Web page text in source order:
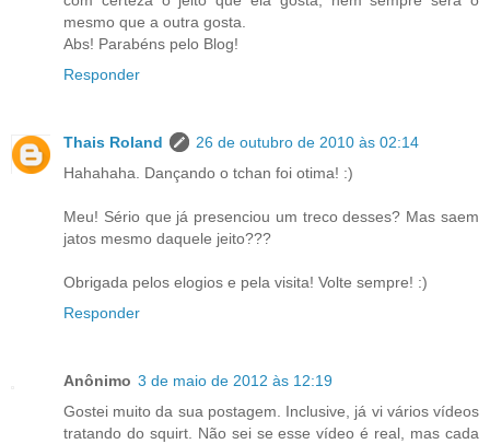
mesmo que a outra gosta.
Abs! Parabéns pelo Blog!
Responder
Thais Roland
26 de outubro de 2010 às 02:14
Hahahaha. Dançando o tchan foi otima! :)
Meu! Sério que já presenciou um treco desses? Mas saem
jatos mesmo daquele jeito???
Obrigada pelos elogios e pela visita! Volte sempre! :)
Responder
Anônimo 3 de maio de 2012 às 12:19
Gostei muito da sua postagem. Inclusive, já vi vários vídeos
tratando do squirt. Não sei se esse vídeo é real, mas cada